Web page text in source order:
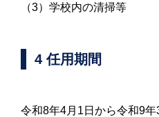
（3）学校内の清掃等
4 任用期間
令和8年4月1日から令和9